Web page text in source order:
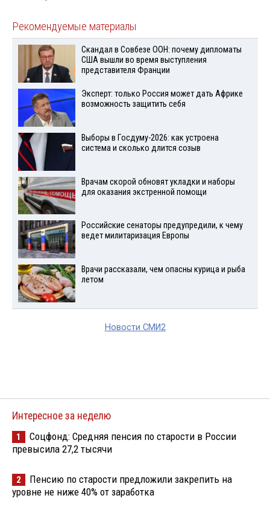
Рекомендуемые материалы
Скандал в Совбезе ООН: почему дипломаты
США вышли во время выступления
представителя Франции
Эксперт: только Россия может дать Африке
возможность защитить себя
Выборы в Госдуму-2026: как устроена
система и сколько длится созыв
Врачам скорой обновят укладки и наборы
для оказания экстренной помощи
Российские сенаторы предупредили, к чему
ведет милитаризация Европы
Врачи рассказали, чем опасны курица и рыба
летом
Новости СМИ2
Интересное за неделю
1
Соцфонд: Средняя пенсия по старости в России
превысила 27,2 тысячи
2
Пенсию по старости предложили закрепить на
уровне не ниже 40% от заработка